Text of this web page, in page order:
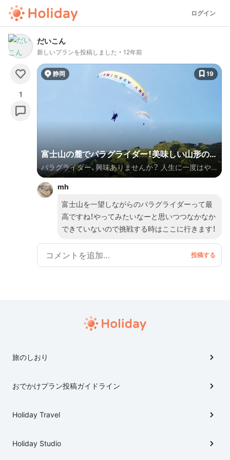
ログイン
だいこん
新しいプランを投稿しました 12年前
1
静岡 19
富士山の麓でパラグライダー！美味しい山形の食
をお腹いっぱい食べて、空を飛ぶ豚になろう！
パラグライダー、興味ありませんか？ 人生に一度はや
ってみたいですよね！ 何も用意しなくてもパラグライ
ダーを楽しめるんです。 そして場所は富士山の麓。 富
士山を見ながら鳥になった気分で空を滑空しよう！ ま
た山梨といえばほうとう、そして果物。 お腹いっぱい
に美味しい食べ物を食べて、山梨を大満喫！ 身も心も大
満足のおでかけプランです！！！
mh
富士山を一望しながらのパラグライダーって最
高ですね！やってみたいなーと思いつつなかなか
できていないので挑戦する時はここに行きます！
旅のしおり
おでかけプラン投稿ガイドライン
Holiday Travel
Holiday Studio